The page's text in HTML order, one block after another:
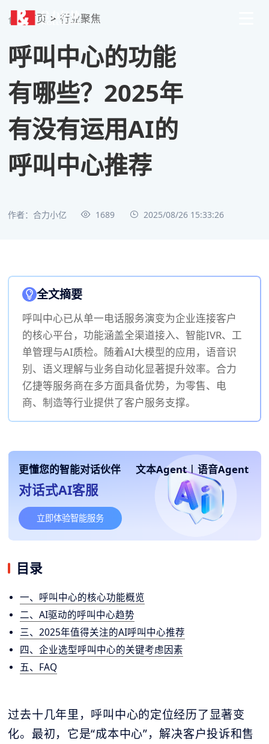
首页 > 行业聚焦
呼叫中心的功能
有哪些？2025年
有没有运用AI的
呼叫中心推荐
作者：合力小亿 1689 2025/08/26 15:33:26
全文摘要
呼叫中心已从单一电话服务演变为企业连接客户
的核心平台，功能涵盖全渠道接入、智能IVR、工
单管理与AI质检。随着AI大模型的应用，语音识
别、语义理解与业务自动化显著提升效率。合力
亿捷等服务商在多方面具备优势，为零售、电
商、制造等行业提供了客户服务支撑。
更懂您的智能对话伙伴 文本Agent | 语音Agent
对话式AI客服
立即体验智能服务
目录
一、呼叫中心的核心功能概览
二、AI驱动的呼叫中心趋势
三、2025年值得关注的AI呼叫中心推荐
四、企业选型呼叫中心的关键考虑因素
五、FAQ
过去十几年里，呼叫中心的定位经历了显著变
化。最初，它是“成本中心”，解决客户投诉和售